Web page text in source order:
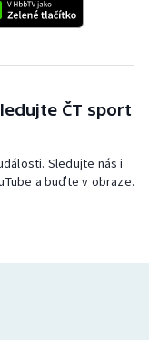
ČT sport
Sledujte nás i
a buďte v obraze.